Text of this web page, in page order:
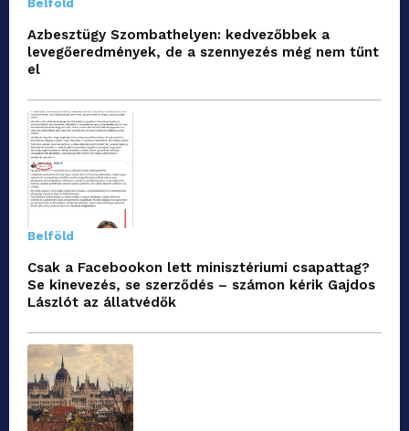
Belföld
Azbesztügy Szombathelyen: kedvezőbbek a
levegőeredmények, de a szennyezés még nem tűnt
el
Belföld
Csak a Facebookon lett minisztériumi csapattag?
Se kinevezés, se szerződés – számon kérik Gajdos
Lászlót az állatvédők